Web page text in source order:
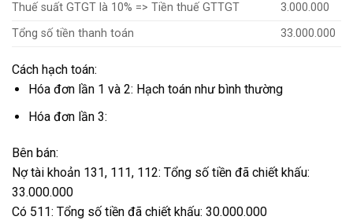
Thuế suất GTGT là 10% => Tiền thuế GTTGT
3.000.000
Tổng số tiền thanh toán
33.000.000
Cách hạch toán:
Hóa đơn lần 1 và 2: Hạch toán như bình thường
Hóa đơn lần 3:
Bên bán:
Nợ tài khoản 131, 111, 112: Tổng số tiền đã chiết khấu:
33.000.000
Có 511: Tổng số tiền đã chiết khấu: 30.000.000